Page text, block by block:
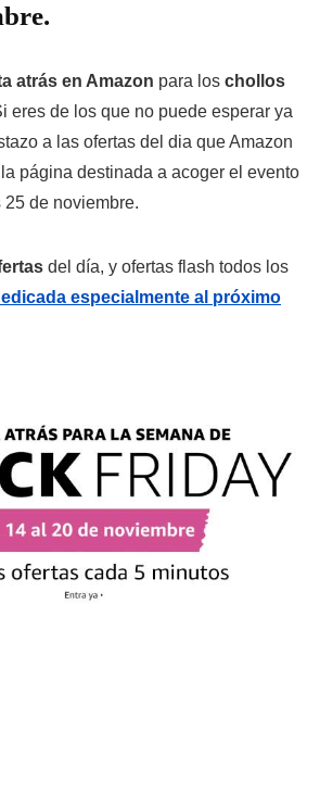
atrás en Amazon para los chollos
eres de los que no puede esperar ya
a las ofertas del dia que Amazon
página destinada a acoger el evento
de noviembre.
del día, y ofertas flash todos los
especialmente al próximo